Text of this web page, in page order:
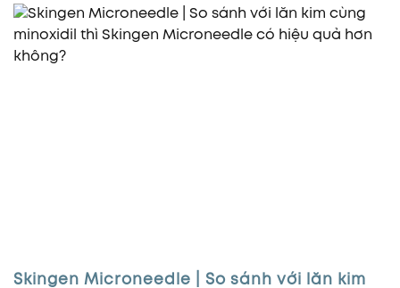
Skingen Microneedle | So sánh với lăn kim